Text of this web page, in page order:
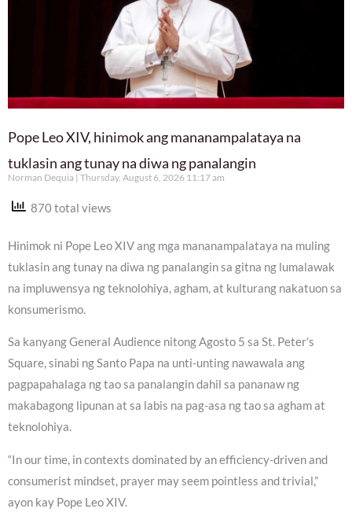
Pope Leo XIV, hinimok ang mananampalataya na
tuklasin ang tunay na diwa ng panalangin
Norman Dequia Thursday, August 6, 2026 11:17 am
870 total views
Hinimok ni Pope Leo XIV ang mga mananampalataya na muling
tuklasin ang tunay na diwa ng panalangin sa gitna ng lumalawak
na impluwensya ng teknolohiya, agham, at kulturang nakatuon sa
konsumerismo.
Sa kanyang General Audience nitong Agosto 5 sa St. Peter’s
Square, sinabi ng Santo Papa na unti-unting nawawala ang
pagpapahalaga ng tao sa panalangin dahil sa pananaw ng
makabagong lipunan at sa labis na pag-asa ng tao sa agham at
teknolohiya.
“In our time, in contexts dominated by an efficiency-driven and
consumerist mindset, prayer may seem pointless and trivial,”
ayon kay Pope Leo XIV.